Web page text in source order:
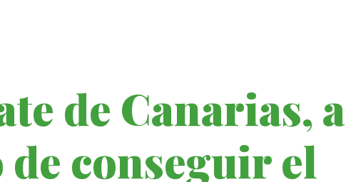
de Canarias, a
de conseguir el